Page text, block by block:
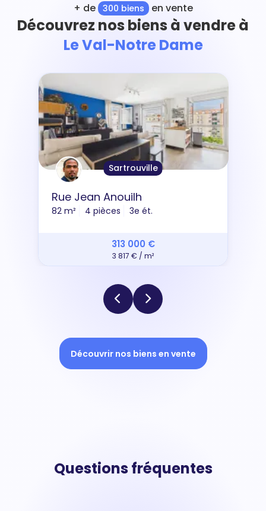
+ de 300 biens en vente
Découvrez nos biens à vendre à
Le Val-Notre Dame
Sartrouville
Rue Jean Anouilh
82 m² 4 pièces 3e ét.
313 000 €
3 817 € / m²
Découvrir nos biens en vente
Questions fréquentes